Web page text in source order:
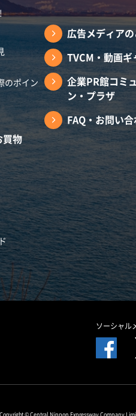
のポイン
買物
広告メディア
TVCM・動画ギ
企業PR館コミ
ン・プラザ
FAQ・お問い
ソーシャル